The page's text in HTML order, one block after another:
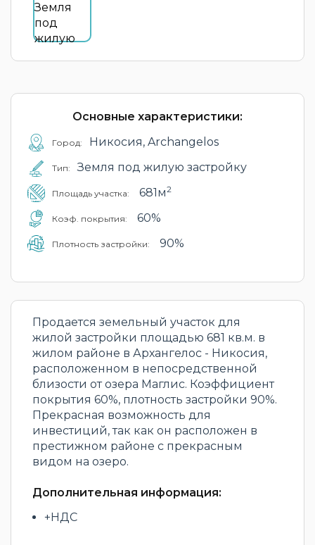
Основные характеристики:
Город: Никосия, Archangelos
Тип: Земля под жилую застройку
Площадь участка: 681м2
Коэф. покрытия: 60%
Плотность застройки: 90%
Продается земельный участок для
жилой застройки площадью 681 кв.м. в
жилом районе в Архангелос - Никосия,
расположенном в непосредственной
близости от озера Маглис. Коэффициент
покрытия 60%, плотность застройки 90%.
Прекрасная возможность для
инвестиций, так как он расположен в
престижном районе с прекрасным
видом на озеро.
Дополнительная информация:
+НДС